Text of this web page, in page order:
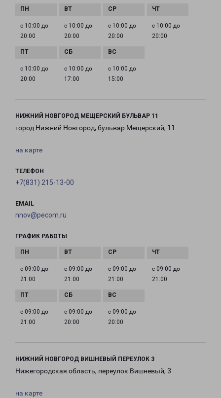
с 10:00 до
20:00
с 10:00 до
20:00
с 10:00 до
20:00
с 10:00 до
20:00
с 10:00 до
20:00
с 10:00 до
17:00
с 10:00 до
15:00
НИЖНИЙ НОВГОРОД МЕЩЕРСКИЙ БУЛЬВАР 11
город Нижний Новгород, бульвар Мещерский, 11
на карте
ТЕЛЕФОН
+7(831) 215-13-00
EMAIL
nnov@pecom.ru
ГРАФИК РАБОТЫ
с 09:00 до
21:00
с 09:00 до
21:00
с 09:00 до
21:00
с 09:00 до
21:00
с 09:00 до
21:00
с 09:00 до
20:00
с 09:00 до
20:00
НИЖНИЙ НОВГОРОД ВИШНЕВЫЙ ПЕРЕУЛОК 3
Нижегородская область, переулок Вишневый, 3
на карте